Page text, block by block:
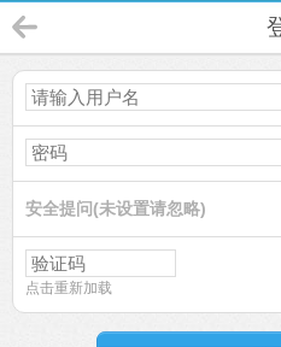
安全提问(未设置请忽略)
点击重新加载